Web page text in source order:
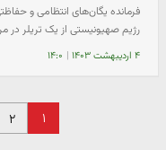
رژیم صهیونیستی از یک تریلر در
۴ اردیبهشت ۱۴۰۳ | ۱۴:۰
۱ ۲